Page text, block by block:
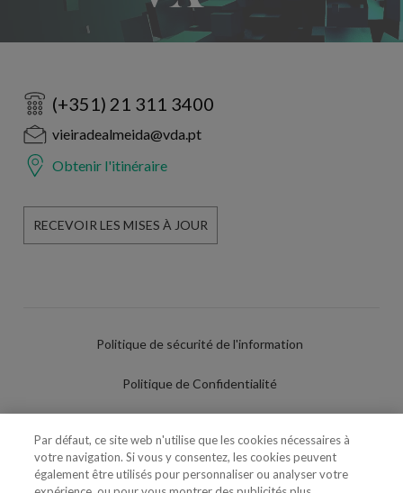
(+351) 21 311 3400
vieiradealmeida@vda.pt
Obtenir l'itinéraire
RECEVOIR LES MISES À JOUR
Politique de sécurité de l'information
Politique de Confidentialité
Politique de Cookies
Par défaut, ce site web n'utilise que les cookies nécessaires à
votre navigation. Si vous y consentez, les cookies peuvent
également être utilisés pour personnaliser ou analyser votre